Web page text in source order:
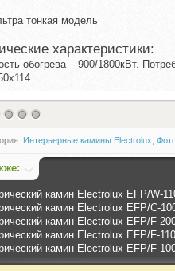
тонкая модель
характеристики:
обогрева – 900/1800кВт.
Интерьерные камины Electrolux
камин Electrolux EFP/W-
камин Electrolux EFP/C-
камин Electrolux EFP/F-
камин Electrolux EFP/F-110
камин Electrolux EFP/F-